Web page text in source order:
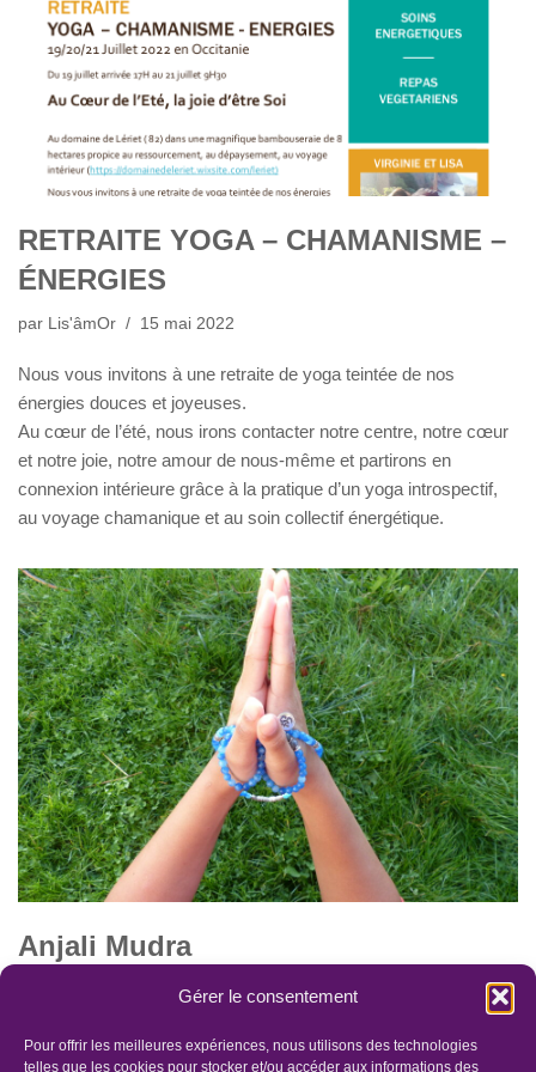
Gérer le consentement
Pour offrir les meilleures expériences, nous utilisons des technologies
telles que les cookies pour stocker et/ou accéder aux informations des
RETRAITE YOGA – CHAMANISME –
ÉNERGIES
par Lis'âmOr 15 mai 2022
Nous vous invitons à une retraite de yoga teintée de nos
énergies douces et joyeuses.
Au cœur de l’été, nous irons contacter notre centre, notre cœur
et notre joie, notre amour de nous-même et partirons en
connexion intérieure grâce à la pratique d’un yoga introspectif,
au voyage chamanique et au soin collectif énergétique.
Anjali Mudra
5 décembre 2021 2 commentaires
la pratique de “Anjali Mudra” permet le rééquilibrage de tous les